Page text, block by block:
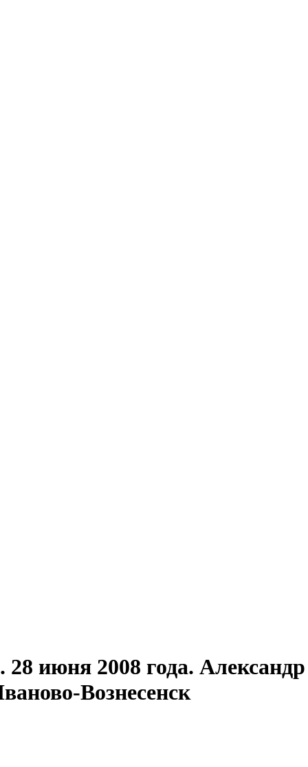
июня 2008 года.
Вознесенск